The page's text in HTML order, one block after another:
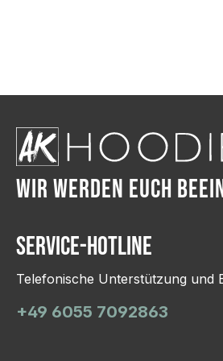
WIR WERDEN EUCH
Service-Hotline
Telefonische Unterstützung und
+49 6055 7092863